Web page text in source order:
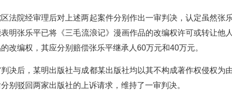
院经审理后对上述两起案件分别作出一审判决，认定虽然张
明张乐平已将《三毛流浪记》漫画作品的改编权许可或转让他
改编权，其应分别赔偿张乐平继承人60万元和40万元。
后，某明出版社与成都某出版社均以其不构成著作权侵权为
别驳回两家出版社的上诉请求，维持了一审判决。